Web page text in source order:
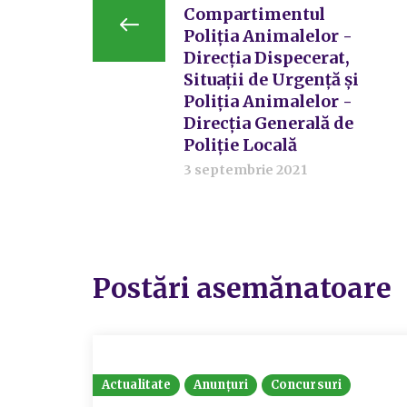
Compartimentul
Poliția Animalelor -
Direcția Dispecerat,
Situații de Urgență și
Poliția Animalelor -
Direcția Generală de
Poliție Locală
3 septembrie 2021
Postări asemănatoare
Actualitate Anunțuri Concursuri